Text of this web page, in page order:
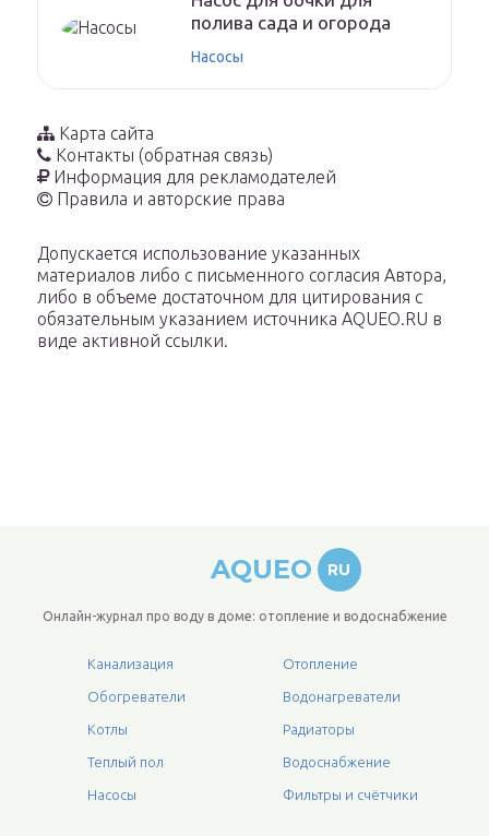
полива сада и огорода
Насосы
Карта сайта
Контакты (обратная связь)
Информация для рекламодателей
Правила и авторские права
Допускается использование указанных
материалов либо с письменного согласия Автора,
либо в объеме достаточном для цитирования с
обязательным указанием источника AQUEO.RU в
виде активной ссылки.
AQUEO RU
Онлайн-журнал про воду в доме: отопление и водоснабжение
Канализация Отопление
Обогреватели Водонагреватели
Котлы Радиаторы
Теплый пол Водоснабжение
Насосы Фильтры и счётчики